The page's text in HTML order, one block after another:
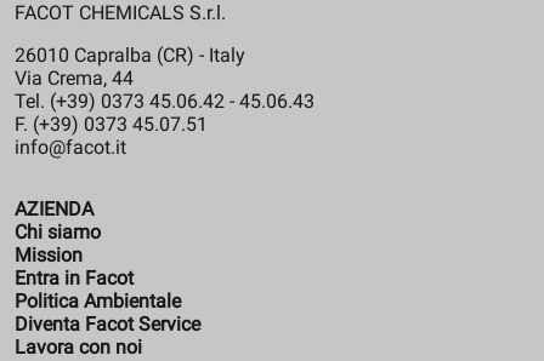
FACOT CHEMICALS S.r.l.
26010 Capralba (CR) - Italy
Via Crema, 44
Tel. (+39) 0373 45.06.42 - 45.06.43
F. (+39) 0373 45.07.51
info@facot.it
AZIENDA
Chi siamo
Mission
Entra in Facot
Politica Ambientale
Diventa Facot Service
Lavora con noi